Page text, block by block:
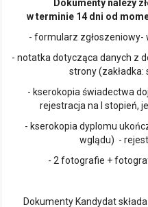
Dokumenty należy
w terminie 14 dni od
- formularz
- notatka dotycząca danych z
strony
- kserokopia świadectwa
rejestracja na I stopień,
- kserokopia dyplomu
wglądu) -
- 2 fotografie +
Dokumenty Kandydat